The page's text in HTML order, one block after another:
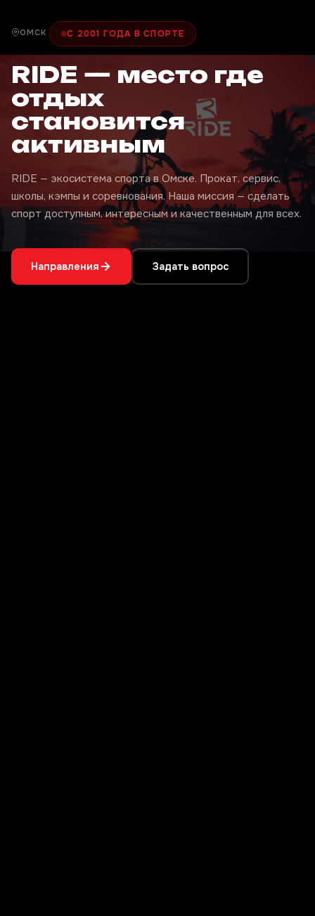
ОМСК С 2001 ГОДА В СПОРТЕ
RIDE — место где
отдых
становится
активным
RIDE — экосистема спорта в Омске. Прокат, сервис,
школы, кэмпы и соревнования. Наша миссия — сделать
спорт доступным, интересным и качественным для всех.
Направления Задать вопрос